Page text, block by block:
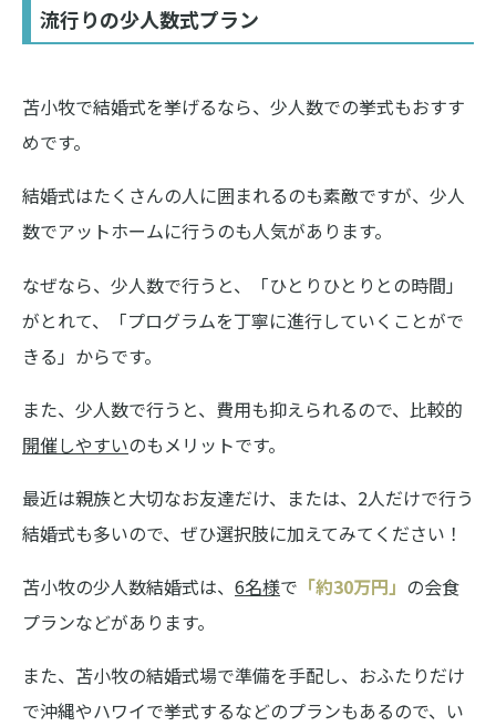
流行りの少人数式プラン
苫小牧で結婚式を挙げるなら、少人数での挙式もおすす
めです。
結婚式はたくさんの人に囲まれるのも素敵ですが、少人
数でアットホームに行うのも人気があります。
なぜなら、少人数で行うと、「ひとりひとりとの時間」
がとれて、「プログラムを丁寧に進行していくことがで
きる」からです。
また、少人数で行うと、費用も抑えられるので、比較的
開催しやすいのもメリットです。
最近は親族と大切なお友達だけ、または、2人だけで行う
結婚式も多いので、ぜひ選択肢に加えてみてください！
苫小牧の少人数結婚式は、 6名様で 「約30万円」 の会食
プランなどがあります。
また、苫小牧の結婚式場で準備を手配し、おふたりだけ
で沖縄やハワイで挙式するなどのプランもあるので、い